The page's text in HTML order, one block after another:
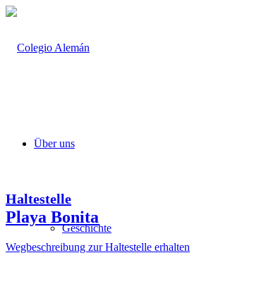
Über uns
Geschichte
Haltestelle
Playa Bonita
Wegbeschreibung zur Haltestelle erhalten